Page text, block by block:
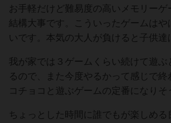
お手軽だけど難易度の高いメモリーゲ
結構大事です。こういったゲームはや
いです。本気の大人が負けると子供達
我が家では３ゲームくらい続けて遊ぶ
るので、また今度やるかって感じで終
コチョコと遊ぶゲームの定番になりそ
ちょっとした時間に誰でもが楽しめ